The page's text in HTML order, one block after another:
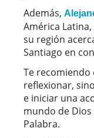
Además,
América
su región
Santiago en
Te
reflexionar,
e iniciar una
mundo de
Palabra.